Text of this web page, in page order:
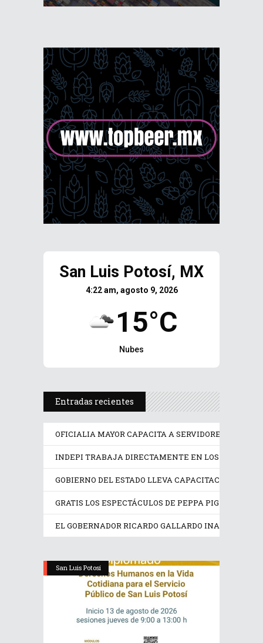
San Luis Potosí, MX
4:22 am, agosto 9, 2026
15°C
Nubes
Entradas recientes
OFICIALIA MAYOR CAPACITA A SERVIDORES
INDEPI TRABAJA DIRECTAMENTE EN LOS
GOBIERNO DEL ESTADO LLEVA CAPACITACIÓN
GRATIS LOS ESPECTÁCULOS DE PEPPA PIG Y
EL GOBERNADOR RICARDO GALLARDO INAUGURA
San Luis Potosí